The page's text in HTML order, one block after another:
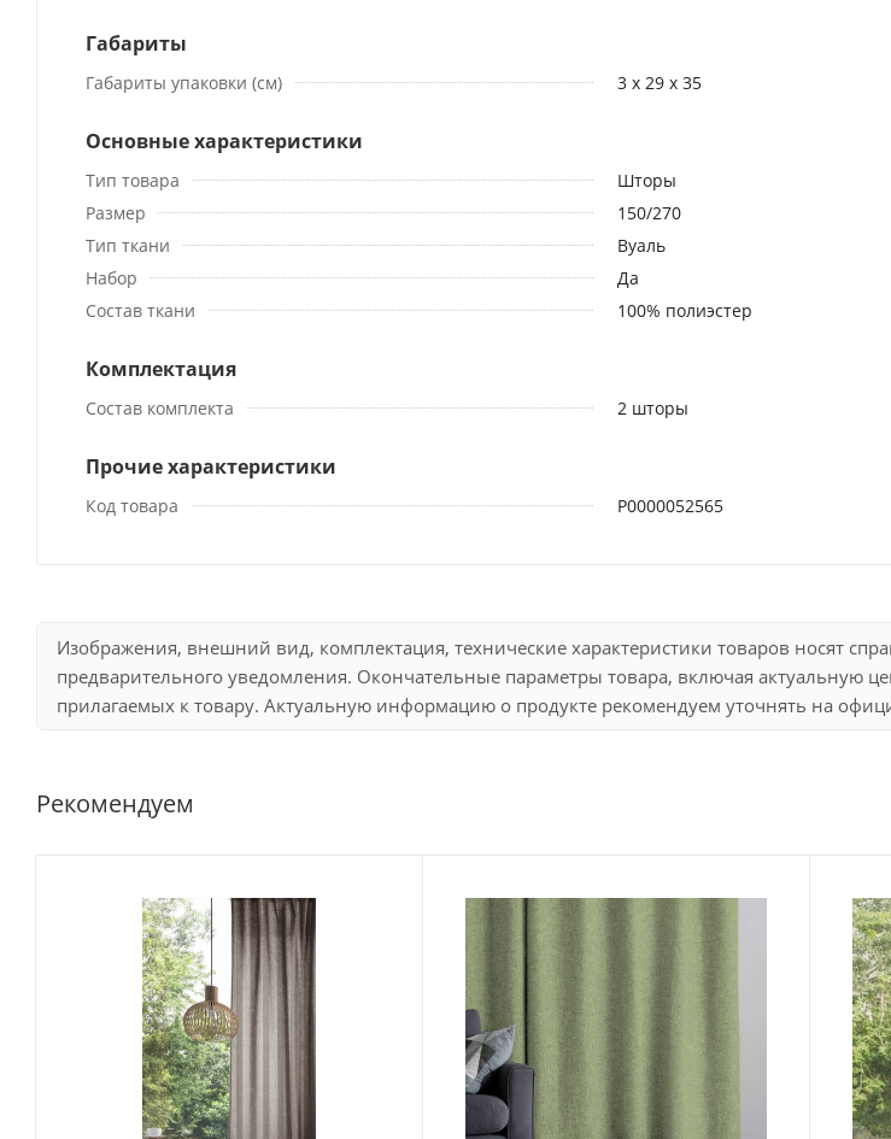
Габариты
Габариты упаковки (см) 3 x 29 x 35
Основные характеристики
Тип товара
Шторы
Размер
150/270
Тип ткани
Вуаль
Набор
Да
Состав ткани
100% полиэстер
Комплектация
Состав комплекта 2 шторы
Прочие характеристики
Код товара Р0000052565
Изображения, внешний вид, комплектация, технические характеристики товаров носят
предварительного уведомления. Окончательные параметры товара, включая актуальную
прилагаемых к товару. Актуальную информацию о продукте рекомендуем уточнять на
Рекомендуем